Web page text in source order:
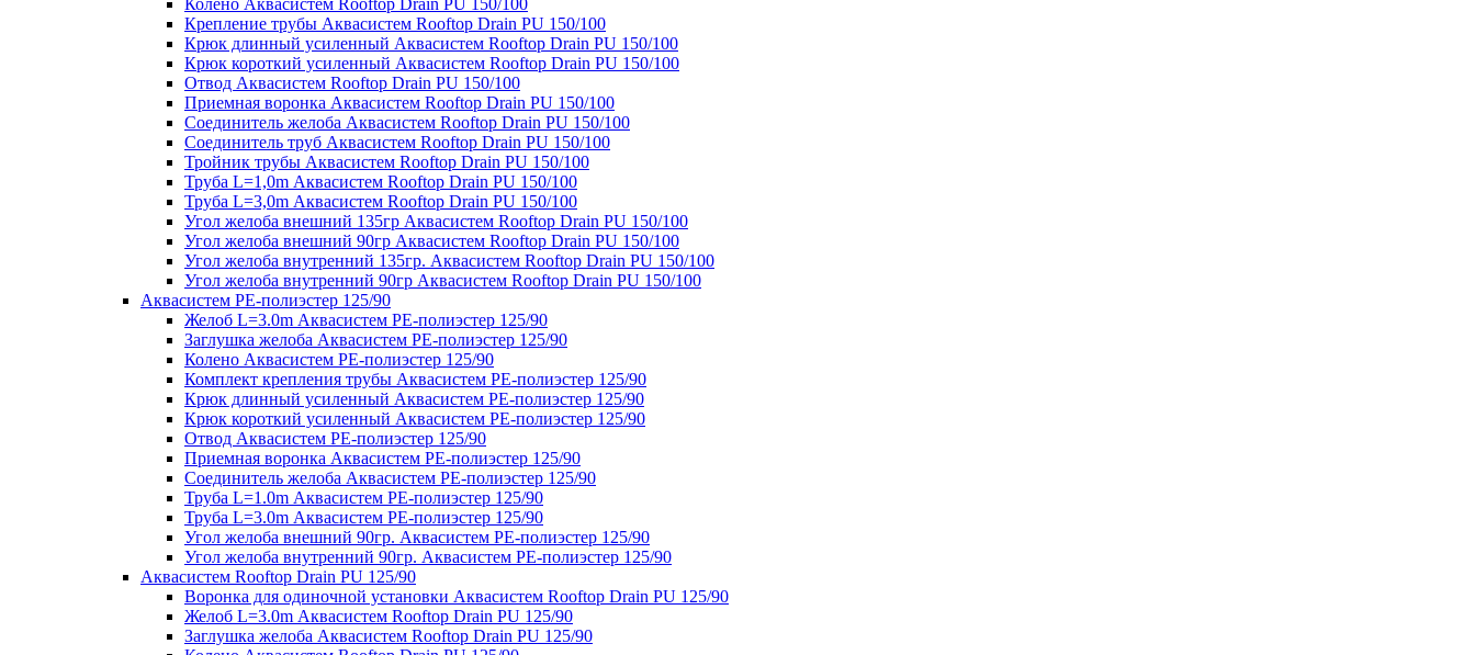
Колено Аквасистем Rooftop Drain PU 150/100
Крепление трубы Аквасистем Rooftop Drain PU 150/100
Крюк длинный усиленный Аквасистем Rooftop Drain PU 150/100
Крюк короткий усиленный Аквасистем Rooftop Drain PU 150/100
Отвод Аквасистем Rooftop Drain PU 150/100
Приемная воронка Аквасистем Rooftop Drain PU 150/100
Соединитель желоба Аквасистем Rooftop Drain PU 150/100
Соединитель труб Аквасистем Rooftop Drain PU 150/100
Тройник трубы Аквасистем Rooftop Drain PU 150/100
Труба L=1,0m Аквасистем Rooftop Drain PU 150/100
Труба L=3,0m Аквасистем Rooftop Drain PU 150/100
Угол желоба внешний 135гр Аквасистем Rooftop Drain PU 150/100
Угол желоба внешний 90гр Аквасистем Rooftop Drain PU 150/100
Угол желоба внутренний 135гр. Аквасистем Rooftop Drain PU 150/100
Угол желоба внутренний 90гр Аквасистем Rooftop Drain PU 150/100
Аквасистем PE-полиэстер 125/90
Желоб L=3.0m Аквасистем PE-полиэстер 125/90
Заглушка желоба Аквасистем PE-полиэстер 125/90
Колено Аквасистем PE-полиэстер 125/90
Комплект крепления трубы Аквасистем PE-полиэстер 125/90
Крюк длинный усиленный Аквасистем PE-полиэстер 125/90
Крюк короткий усиленный Аквасистем PE-полиэстер 125/90
Отвод Аквасистем РЕ-полиэстер 125/90
Приемная воронка Аквасистем PE-полиэстер 125/90
Соединитель желоба Аквасистем PE-полиэстер 125/90
Труба L=1.0m Аквасистем PE-полиэстер 125/90
Труба L=3.0m Аквасистем PE-полиэстер 125/90
Угол желоба внешний 90гр. Аквасистем PE-полиэстер 125/90
Угол желоба внутренний 90гр. Аквасистем PE-полиэстер 125/90
Аквасистем Rooftop Drain PU 125/90
Воронка для одиночной установки Аквасистем Rooftop Drain PU 125/90
Желоб L=3.0m Аквасистем Rooftop Drain PU 125/90
Заглушка желоба Аквасистем Rooftop Drain PU 125/90